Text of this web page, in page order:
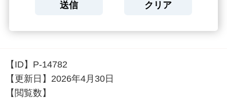
【ID】 P-14782
【更新日】 2026年4月30日
【閲覧数】